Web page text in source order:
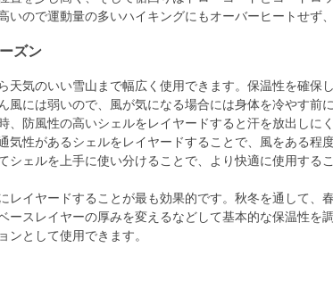
いので運動量の多いハイキングにもオーバーヒートせず
ズン
天気のいい雪山まで幅広く使用できます。保温性を確保
風には弱いので、風が気になる場合には身体を冷やす前
、防風性の高いシェルをレイヤードすると汗を放出しに
気性があるシェルをレイヤードすることで、風をある程
シェルを上手に使い分けることで、より快適に使用する
レイヤードすることが最も効果的です。秋冬を通して、
ースレイヤーの厚みを変えるなどして基本的な保温性を
ンとして使用できます。